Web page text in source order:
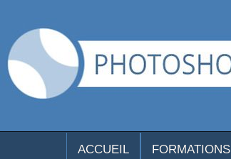
ACCUEIL FORMATIONS